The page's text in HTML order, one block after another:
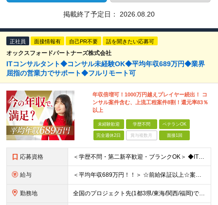
掲載終了予定日： 2026.08.20
正社員 面接情報有 自己PR不要 話を聞きたい応募可
オックスフォードパートナーズ株式会社
ITコンサルタント◆コンサル未経験OK◆平均年収689万円◆業界
屈指の営業力でサポート◆フルリモート可
年収倍増可！1000万円越えプレイヤー続出！ コ
ンサル案件含む、上流工程案件8割！還元率83％
以上
未経験歓迎 学歴不問 ベテランOK
完全週休2日 賞与複数月 面接1回
応募資格 ＜学歴不問・第二新卒歓迎・ブランクOK＞ ◆IT業界での実務経験（2年以上） ※アプリ・インフラ等の領域は不問 【歓迎条件】 ◎コンサルティングファームでの実務経験 ◎SIにおける上流工程
給与 ＜平均年収689万円！！＞ ☆前給保証以上☆案件待機期間も給与保証あり☆ 月給40万円～150万円（固定残業代含む） ※経験や能力を考慮し決定します ※試用期間6ヶ月あり。条件や待遇に差異はありません
勤務地 全国のプロジェクト先(1都3県/東海/関西/福岡)での勤務となります。 ★全国から参画可能な案件あり！ ★リモートワーク・リモート併用・常駐案件すべてあり！ ★転居を伴う転勤はナシ ┗1人1人の働き